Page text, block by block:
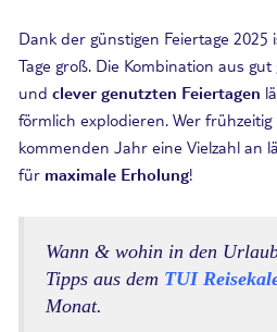
Dank der günstigen Feiertage
Tage groß. Die Kombination aus
und clever genutzten Feiertagen
förmlich explodieren. Wer
kommenden Jahr eine Vielzahl an
für maximale Erholung!
Wann & wohin in den
Tipps aus dem TUI
Monat.